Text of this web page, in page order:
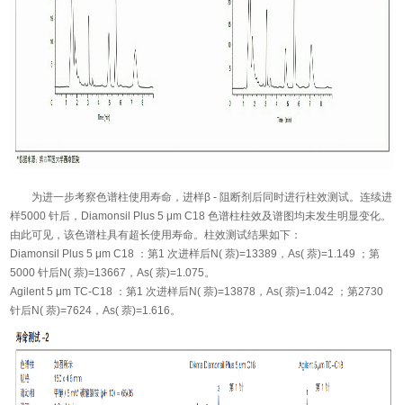
为进一步考察色谱柱使用寿命，进样β - 阻断剂后同时进行柱效测试。连续进
样5000 针后，Diamonsil Plus 5 μm C18 色谱柱柱效及谱图均未发生明显变化。
由此可见，该色谱柱具有超长使用寿命。柱效测试结果如下：
Diamonsil Plus 5 μm C18 ：第1 次进样后N( 萘)=13389，As( 萘)=1.149 ；第
5000 针后N( 萘)=13667，As( 萘)=1.075。
Agilent 5 μm TC-C18 ：第1 次进样后N( 萘)=13878，As( 萘)=1.042 ；第2730
针后N( 萘)=7624，As( 萘)=1.616。